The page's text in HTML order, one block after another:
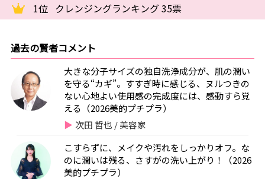
1位 クレンジングランキング 35票
過去の賢者コメント
大きな分子サイズの独自洗浄成分が、肌の潤い
を守る“カギ”。すすぎ時に感じる、ヌルつきの
ない心地よい使用感の完成度には、感動すら覚
える（2026美的プチプラ）
次田 哲也 / 美容家
こすらずに、メイクや汚れをしっかりオフ。な
のに潤いは残る、さすがの洗い上がり！（2026
美的プチプラ）